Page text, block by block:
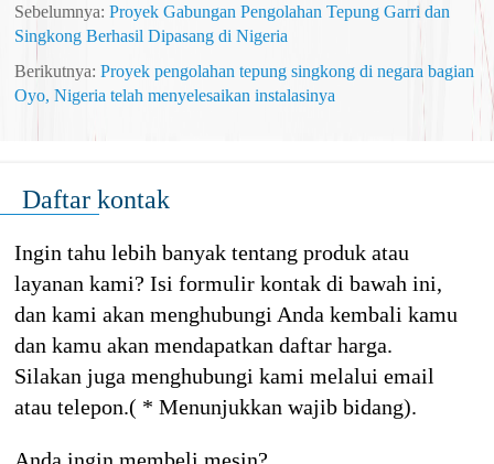
Sebelumnya:Proyek Gabungan Pengolahan Tepung Garri dan
Singkong Berhasil Dipasang di Nigeria
Berikutnya:Proyek pengolahan tepung singkong di negara bagian
Oyo, Nigeria telah menyelesaikan instalasinya
Daftar kontak
Ingin tahu lebih banyak tentang produk atau
layanan kami? Isi formulir kontak di bawah ini,
dan kami akan menghubungi Anda kembali kamu
dan kamu akan mendapatkan daftar harga.
Silakan juga menghubungi kami melalui email
atau telepon.( * Menunjukkan wajib bidang).